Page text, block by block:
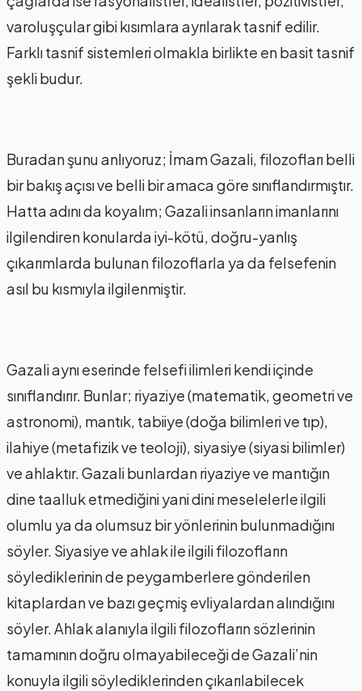
varoluşçular gibi kısımlara ayrılarak tasnif edilir.
Farklı tasnif sistemleri olmakla birlikte en basit tasnif
şekli budur.
Buradan şunu anlıyoruz; İmam Gazali, filozofları belli
bir bakış açısı ve belli bir amaca göre sınıflandırmıştır.
Hatta adını da koyalım; Gazali insanların imanlarını
ilgilendiren konularda iyi-kötü, doğru-yanlış
çıkarımlarda bulunan filozoflarla ya da felsefenin
asıl bu kısmıyla ilgilenmiştir.
Gazali aynı eserinde felsefi ilimleri kendi içinde
sınıflandırır. Bunlar; riyaziye (matematik, geometri ve
astronomi), mantık, tabiiye (doğa bilimleri ve tıp),
ilahiye (metafizik ve teoloji), siyasiye (siyasi bilimler)
ve ahlaktır. Gazali bunlardan riyaziye ve mantığın
dine taalluk etmediğini yani dini meselelerle ilgili
olumlu ya da olumsuz bir yönlerinin bulunmadığını
söyler. Siyasiye ve ahlak ile ilgili filozofların
söylediklerinin de peygamberlere gönderilen
kitaplardan ve bazı geçmiş evliyalardan alındığını
söyler. Ahlak alanıyla ilgili filozofların sözlerinin
tamamının doğru olmayabileceği de Gazali’nin
konuyla ilgili söylediklerinden çıkarılabilecek